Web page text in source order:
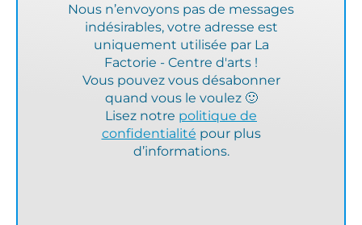
Nous n’envoyons pas de messages
indésirables, votre adresse est
uniquement utilisée par La
Factorie - Centre d'arts !
Vous pouvez vous désabonner
quand vous le voulez 🙂
Lisez notre politique de
confidentialité pour plus
d’informations.